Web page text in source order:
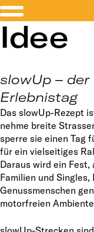
Idee
slowUp –
Erlebnistag
Das slowUp-Rezept
nehme breite
sperre sie einen Tag
für ein vielseitiges
Daraus wird ein Fest,
Familien und
Genussmenschen
motorfreien